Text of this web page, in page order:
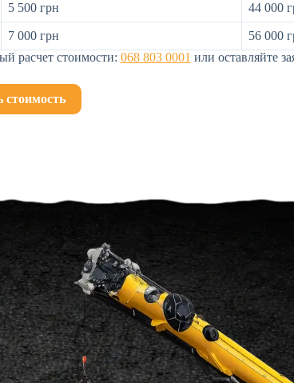
5 500 грн 44 000
7 000 грн
56 000
расчет стоимости: 068 803 0001 или оставляйте
стоимость